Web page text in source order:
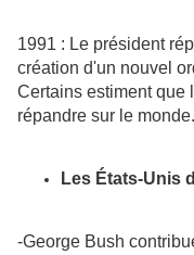
1991 : Le président
création d'un nouvel
Certains estiment que
répandre sur le monde.
Les États-Unis
-George Bush